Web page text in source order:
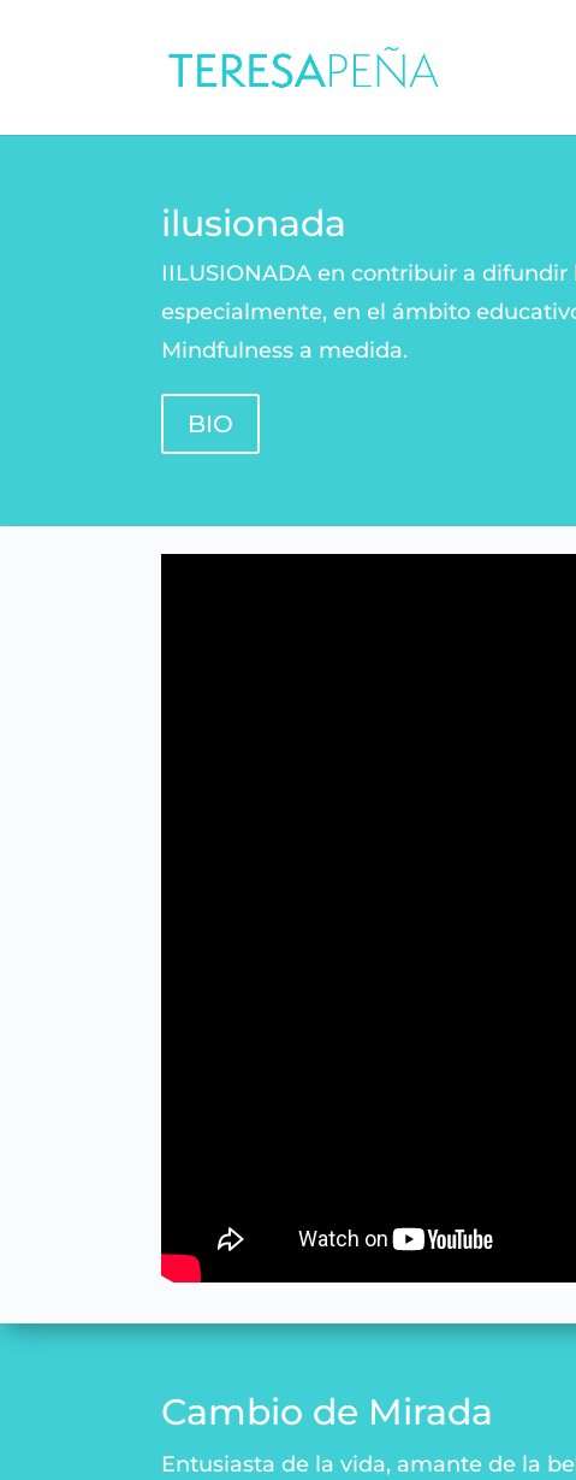
ilusionada
IILUSIONADA en contribuir a
especialmente, en el ámbito
Mindfulness a medida.
BIO
Cambio de Mirada
Entusiasta de la vida, amante de la